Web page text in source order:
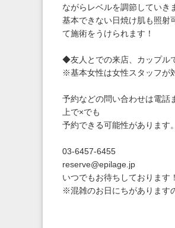
ながらレベルを調節していき
基本できない日焼け肌も照射
て施術をうけられます！
◆友人とでの来店、カップル
※基本女性は女性スタッフが
予約などの問い合わせは電話
上で×でも
予約できる可能性があります
03-6457-6455
reserve@epilage.jp
いつでもお待ちしております！
※混雑のお日にちがあります